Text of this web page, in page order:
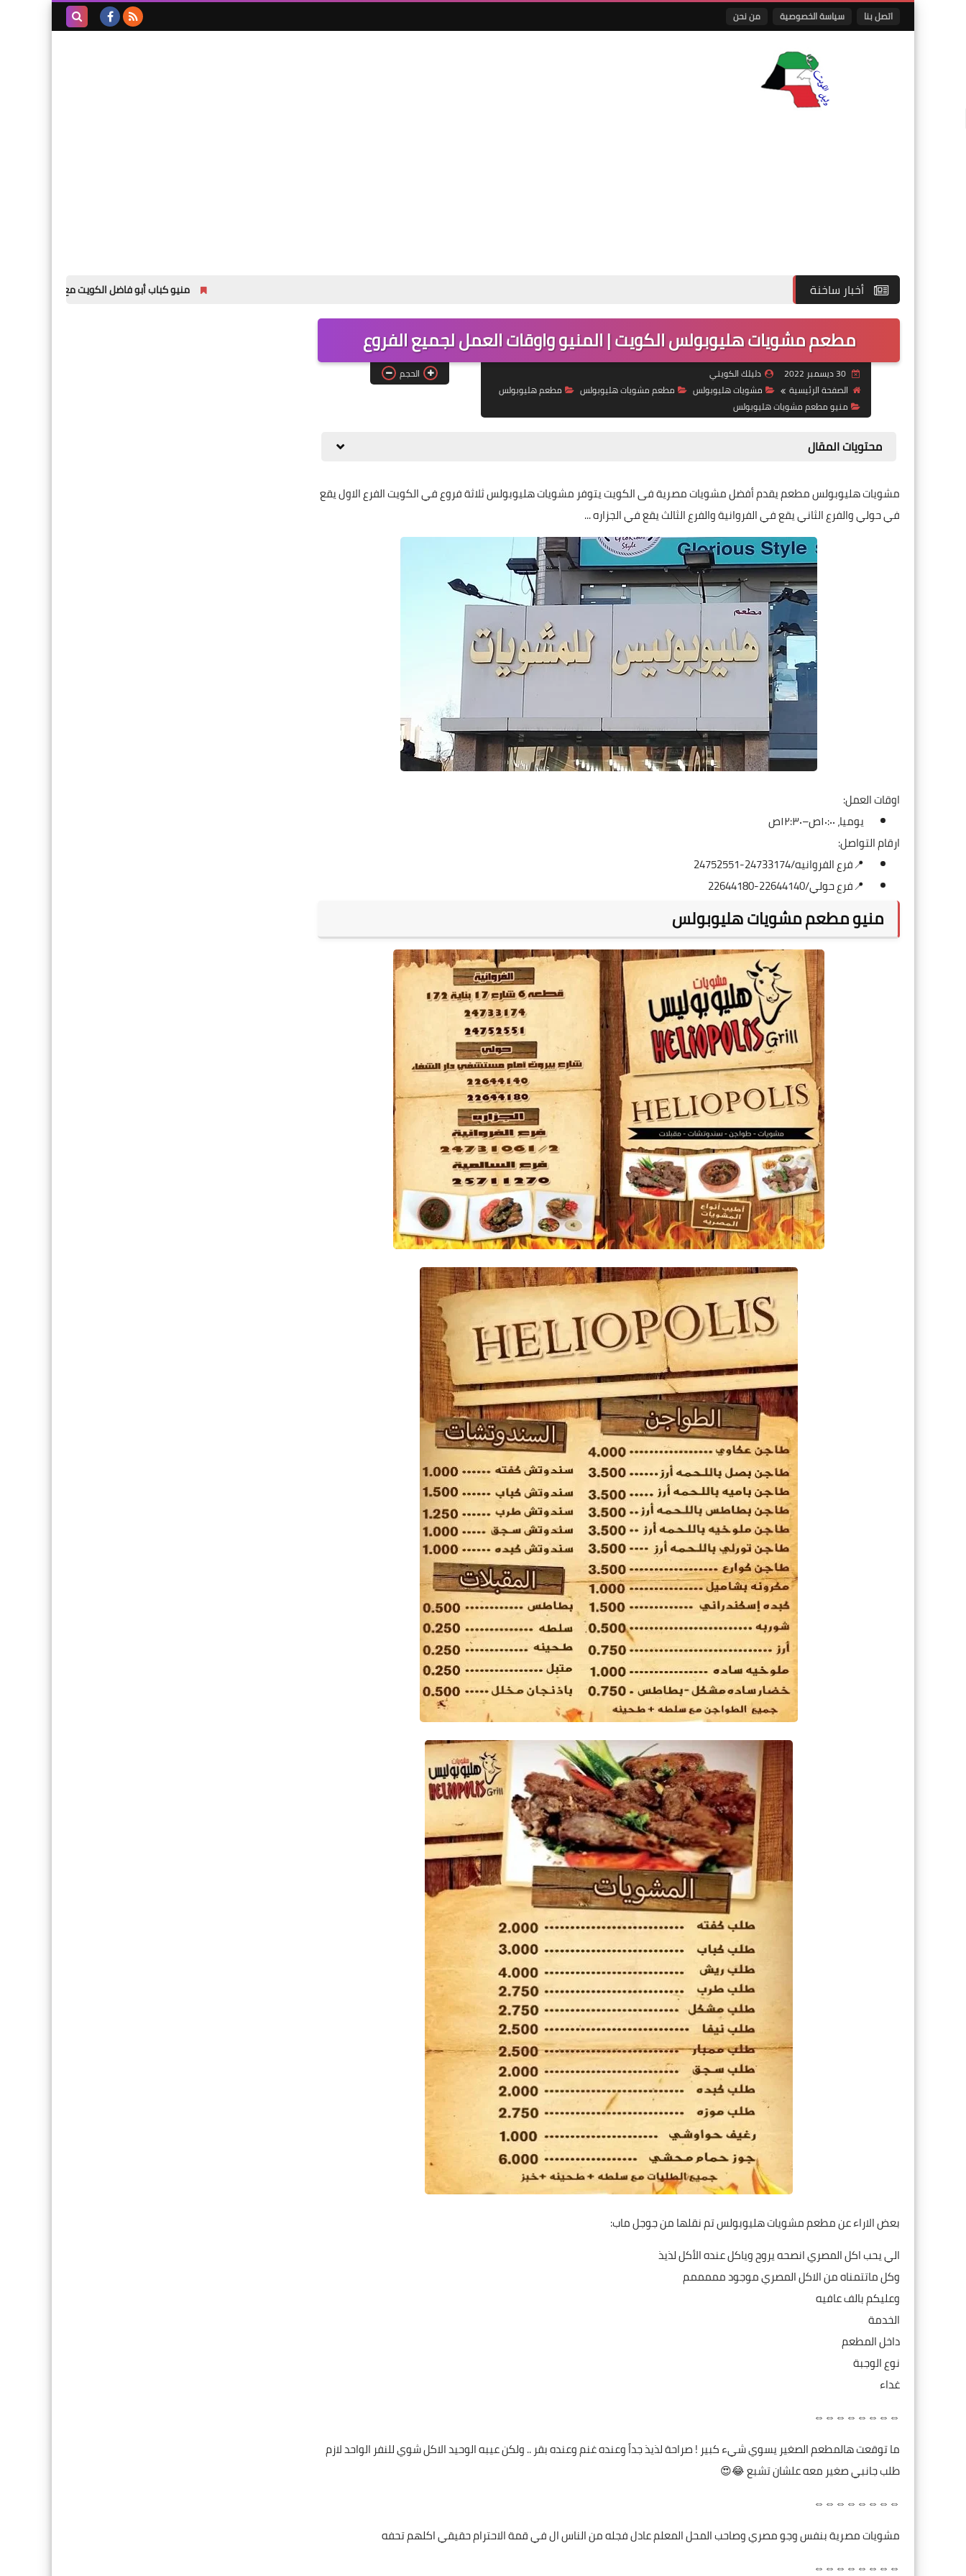
اتصل بنا سياسة الخصوصية من نحن
أخبار ساخنة منيو كباب أبو فاضل الكويت مع الاسعار لجميع الفروع
مطعم مشويات هليوبولس الكويت | المنيو واوقات العمل لجميع الفروع
30 ديسمبر 2022
دليلك الكويتي
الصفحة الرئيسية
مشويات هليوبولس مطعم مشويات هليوبولس
مطعم هليوبولس
منيو مطعم مشويات هليوبولس
الحجم
محتويات المقال
مشويات هليوبولس مطعم يقدم أفضل مشويات مصرية فى الكويت يتوفر مشويات هليوبولس ثلاثة فروع في الكويت الفرع الاول يقع
في حولي والفرع الثاني يقع في الفروانية والفرع الثالث يقع في الجزاره ...
اوقات العمل:
يوميا، ١٠:٠٠ص–١٢:٣٠ص
ارقام التواصل:
📍فرع الفروانيه/24733174-24752551
📍فرع حولي/22644140-22644180
منيو مطعم مشويات هليوبولس
بعض الاراء عن مطعم مشويات هليوبولس تم نقلها من جوجل ماب:
الي يحب اكل المصري انصحه يروح وياكل عنده الأكل لذيذ
وكل ماتتمناه من الاكل المصري موجود مممممم
وعليكم بالف عافيه
الخدمة
داخل المطعم
نوع الوجبة
غداء
⇔⇔⇔⇔⇔⇔⇔⇔
ما توقعت هالمطعم الصغير يسوي شيء كبير ! صراحة لذيذ جداً وعنده غنم وعنده بقر .. ولكن عيبه الوحيد الاكل شوي للنفر الواحد لازم
طلب جانبي صغير معه علشان تشبع 😂😍
⇔⇔⇔⇔⇔⇔⇔⇔
مشويات مصرية بنفس وجو مصري وصاحب المحل المعلم عادل فجله من الناس ال في قمة الاحترام حقيقي اكلهم تحفه
⇔⇔⇔⇔⇔⇔⇔⇔